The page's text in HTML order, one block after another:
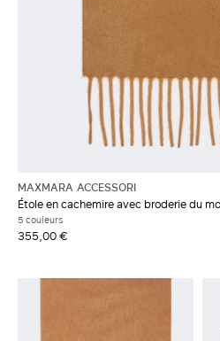
MAXMARA ACCESSORI
Étole en cachemire avec broderie du
5 couleurs
355,00 €